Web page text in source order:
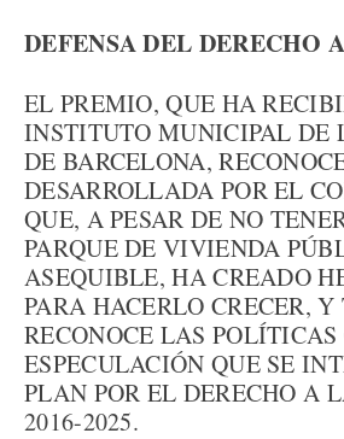
DEFENSA DEL DERECHO
EL PREMIO, QUE HA
INSTITUTO MUNICIPAL DE
DE BARCELONA,
DESARROLLADA POR EL
QUE, A PESAR DE NO
PARQUE DE VIVIENDA
ASEQUIBLE, HA CREADO
PARA HACERLO CRECER,
RECONOCE LAS
ESPECULACIÓN QUE SE
PLAN POR EL DERECHO A
2016-2025.